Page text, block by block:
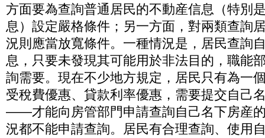
方面要為查詢普通居民的不動産信息（特別
息）設定嚴格條件；另一方面，對兩類查詢
況則應當放寬條件。一種情況是，居民查詢
息，只要未發現其可能用於非法目的，職能
詢需要。現在不少地方規定，居民只有為
受稅費優惠、貸款利率優惠，需要提交自己
——才能向房管部門申請查詢自己名下房産
況都不能申請查詢。居民有合理查詢、使用